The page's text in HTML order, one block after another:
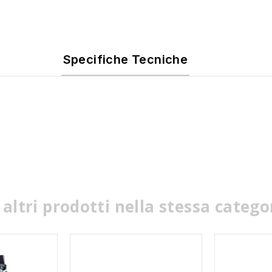
Specifiche Tecniche
altri prodotti nella stessa